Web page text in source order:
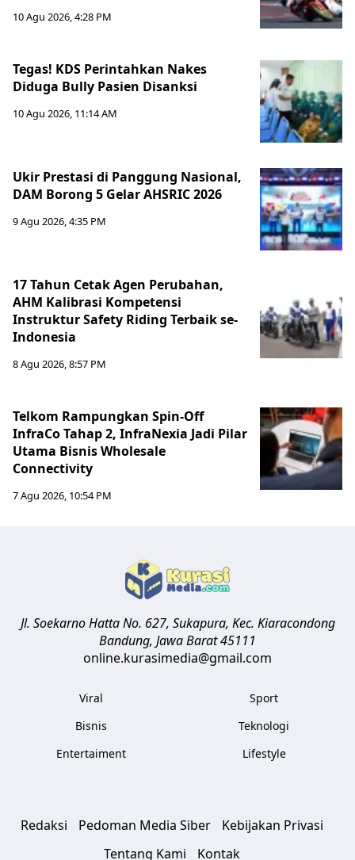
10 Agu 2026, 4:28 PM
Tegas! KDS Perintahkan Nakes
Diduga Bully Pasien Disanksi
10 Agu 2026, 11:14 AM
Ukir Prestasi di Panggung Nasional,
DAM Borong 5 Gelar AHSRIC 2026
9 Agu 2026, 4:35 PM
17 Tahun Cetak Agen Perubahan,
AHM Kalibrasi Kompetensi
Instruktur Safety Riding Terbaik se-
Indonesia
8 Agu 2026, 8:57 PM
Telkom Rampungkan Spin-Off
InfraCo Tahap 2, InfraNexia Jadi Pilar
Utama Bisnis Wholesale
Connectivity
7 Agu 2026, 10:54 PM
Jl. Soekarno Hatta No. 627, Sukapura, Kec. Kiaracondong
Bandung, Jawa Barat45111
online.kurasimedia@gmail.com
Viral
Bisnis
Entertaiment
Sport
Teknologi
Lifestyle
Redaksi Pedoman Media Siber
Kebijakan Privasi
Tentang Kami
Kontak